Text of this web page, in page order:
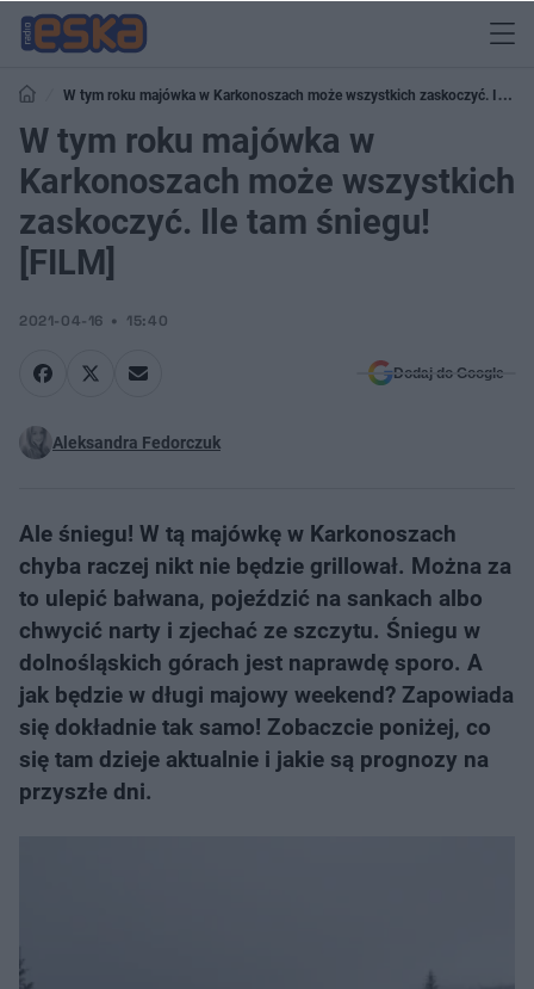
W tym roku majówka w Karkonoszach może wszystkich zaskoczyć. Ile
tam śniegu! [FILM]
W tym roku majówka w
Karkonoszach może wszystkich
zaskoczyć. Ile tam śniegu!
[FILM]
2021-04-16 15:40
Dodaj do Google
Aleksandra Fedorczuk
Ale śniegu! W tą majówkę w Karkonoszach
chyba raczej nikt nie będzie grillował. Można za
to ulepić bałwana, pojeździć na sankach albo
chwycić narty i zjechać ze szczytu. Śniegu w
dolnośląskich górach jest naprawdę sporo. A
jak będzie w długi majowy weekend? Zapowiada
się dokładnie tak samo! Zobaczcie poniżej, co
się tam dzieje aktualnie i jakie są prognozy na
przyszłe dni.